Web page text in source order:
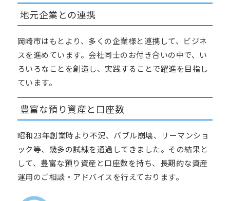
地元企業との連携
岡崎市はもとより、多くの企業様と連携して、ビジネ
スを進めています。会社同士のお付き合いの中で、い
ろいろなことを創造し、実践することで躍進を目指し
ています。
豊富な預り資産と口座数
昭和23年創業時より不況、バブル崩壊、リーマンショ
ック等、幾多の試練を通過してきました。その結果と
して、豊富な預り資産と口座数を持ち、長期的な資産
運用のご相談・アドバイスを行えております。